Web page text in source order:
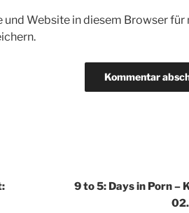
und Website in diesem Browser für
9 to 5: Days in Porn –